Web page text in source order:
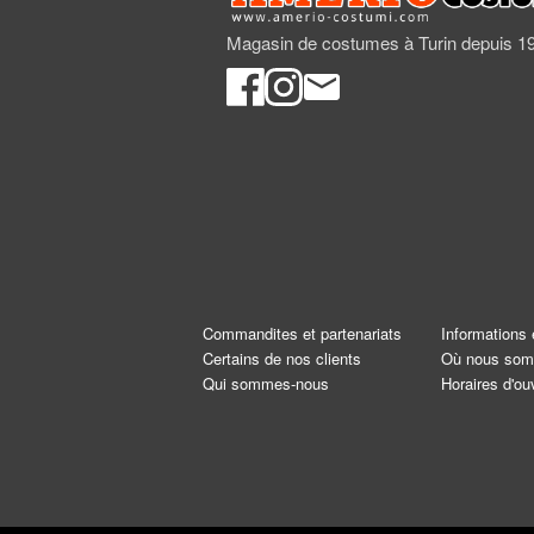
Magasin de costumes à Turin depuis
Commandites et partenariats
Certains de nos clients
Qui sommes-nous
Où nous
Horaires